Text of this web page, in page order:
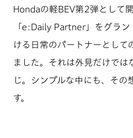
Hondaの軽BEV第2弾として
「e:Daily Partner」をグラ
ける日常のパートナーとして
ました。それは外見だけでは
じ。シンプルな中にも、その
す。